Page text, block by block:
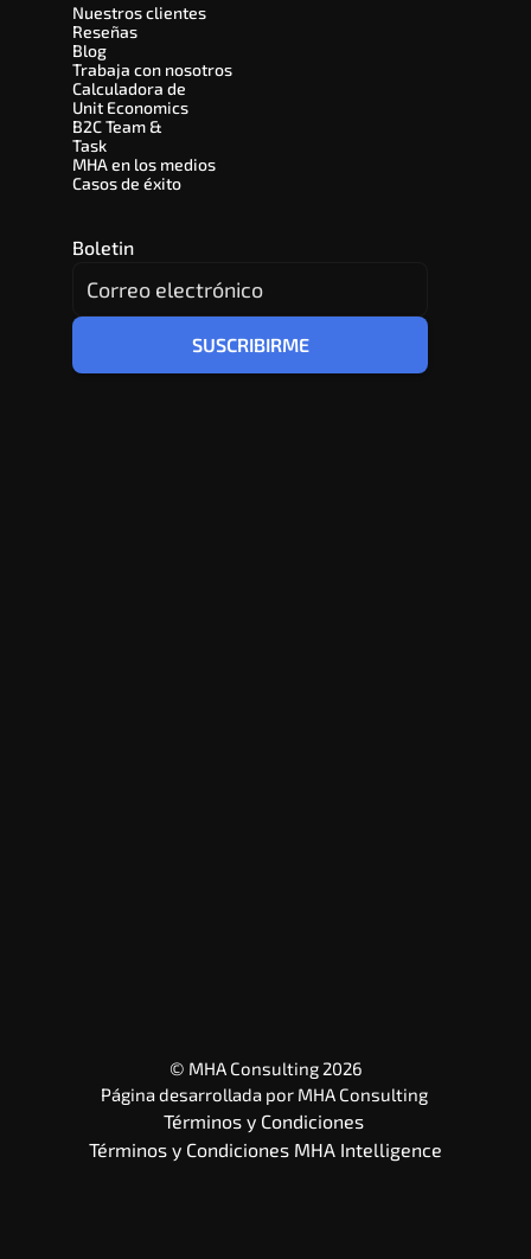
Nuestros clientes
Reseñas
Blog
Trabaja con nosotros
Calculadora de
Unit Economics
B2C Team &
Task
MHA en los medios
Casos de éxito
Boletin
© MHA Consulting 2026
Página desarrollada por MHA Consulting
Términos y Condiciones MHA Intelligence
Términos y Condiciones